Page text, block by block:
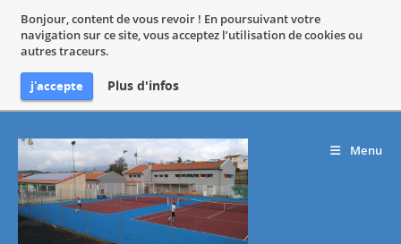
Bonjour, content de vous revoir ! En poursuivant votre
navigation sur ce site, vous acceptez l’utilisation de cookies ou
autres traceurs.
j'accepte Plus d'infos
content
Menu